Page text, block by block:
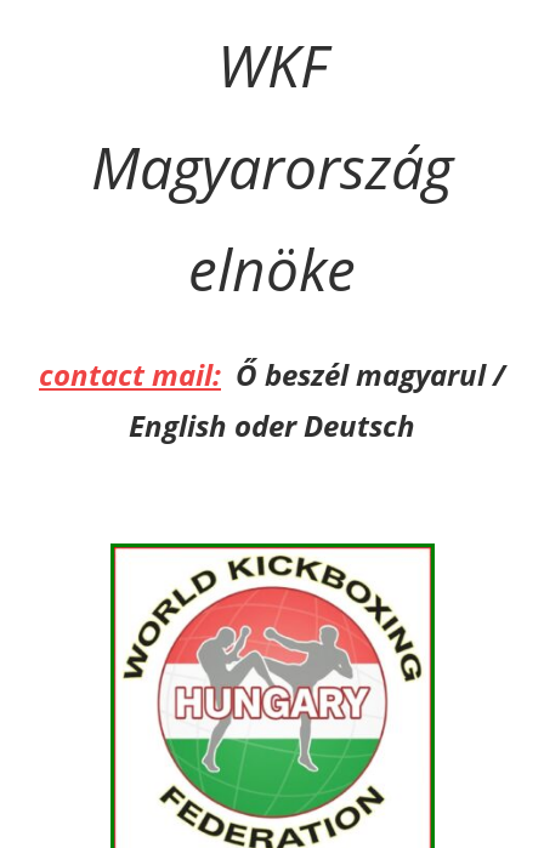
WKF
Magyarország
elnöke
contact mail: Ő beszél magyarul /
English oder Deutsch